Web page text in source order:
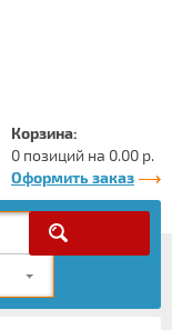
Корзина:
0 позиций на 0.00 р.
Оформить заказ